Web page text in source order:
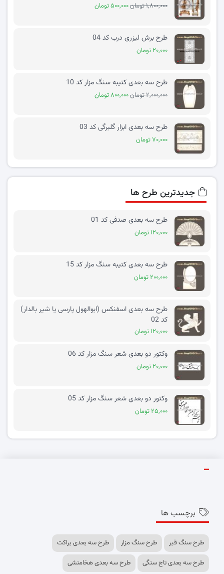
۱,۸۰۰,۰۰۰ تومان ۵۰۰,۰۰۰ تومان
طرح برش لیزری درب کد 04
۲۰,۰۰۰ تومان
طرح سه بعدی کتیبه سنگ مزار کد 10
۲,۰۰۰,۰۰۰ تومان ۸۰۰,۰۰۰ تومان
طرح سه بعدی ابزار گلبرگی کد 03
۷۰,۰۰۰ تومان
جدیدترین طرح ها
طرح سه بعدی صدفی کد 01
۱۲۰,۰۰۰ تومان
طرح سه بعدی کتیبه سنگ مزار کد 15
۲۰۰,۰۰۰ تومان
طرح سه بعدی اسفنکس (ابوالهول پارسی یا شیر بالدار)
کد 02
۱۲۰,۰۰۰ تومان
وکتور دو بعدی شعر سنگ مزار کد 06
۲۰,۰۰۰ تومان
وکتور دو بعدی شعر سنگ مزار کد 05
۲۵,۰۰۰ تومان
برچسب ها
طرح سنگ قبر طرح سنگ مزار
طرح سه بعدی براکت
طرح سه بعدی تاج سنگی
طرح سه بعدی هخامنشی